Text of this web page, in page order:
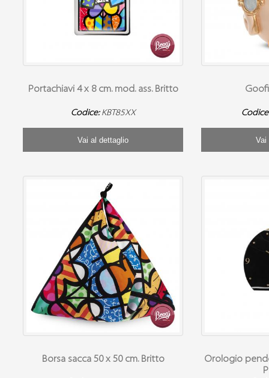
Portachiavi 4 x 8 cm. mod. ass. Britto
Codice: KBT85XX
Vai al dettaglio Vai
Borsa sacca 50 x 50 cm. Britto
Orologio